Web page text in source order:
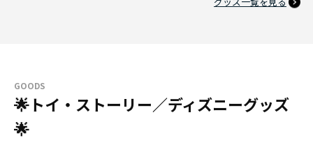
GOODS
🌟トイ・ストーリー／ディズニーグッズ
🌟